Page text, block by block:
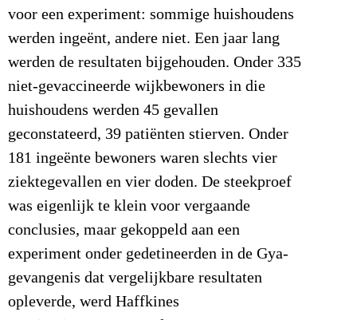
voor een experiment: sommige huishoudens
werden ingeënt, andere niet. Een jaar lang
werden de resultaten bijgehouden. Onder 335
niet-gevaccineerde wijkbewoners in die
huishoudens werden 45 gevallen
geconstateerd, 39 patiënten stierven. Onder
181 ingeënte bewoners waren slechts vier
ziektegevallen en vier doden. De steekproef
was eigenlijk te klein voor vergaande
conclusies, maar gekoppeld aan een
experiment onder gedetineerden in de Gya-
gevangenis dat vergelijkbare resultaten
opleverde, werd Haffkines